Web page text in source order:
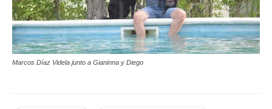
Marcos Díaz Videla junto a Gianinna y Diego